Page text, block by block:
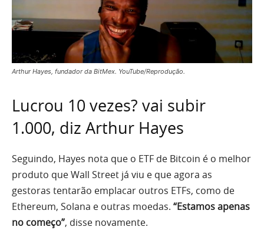
Arthur Hayes, fundador da BitMex. YouTube/Reprodução.
Lucrou 10 vezes? vai subir
1.000, diz Arthur Hayes
Seguindo, Hayes nota que o ETF de Bitcoin é o melhor
produto que Wall Street já viu e que agora as
gestoras tentarão emplacar outros ETFs, como de
Ethereum, Solana e outras moedas. “Estamos apenas
no começo”, disse novamente.